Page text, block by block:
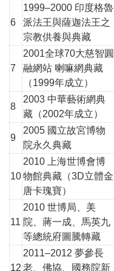
6
1999–2000 印度格魯
派法王與薩迦法王之
宗教供養與典藏
7
2001全球70大慈智圓
融網站 喇嘛網典藏
（1999年成立）
8
2003 中華藝術網典
藏 （2002年成立）
9
2005 國立故宮博物
院永久典藏
10
2010 上海世博會博
物館典藏（3D立體金
唐卡瑰寶）
11
2010 世博局、美
院、蔣一成、馬英九
等總統府圖騰轉藏
12
2011–2012 夢參長
老、佛協、國務院新